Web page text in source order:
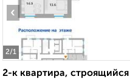
2/1
‹
2-к квартира,